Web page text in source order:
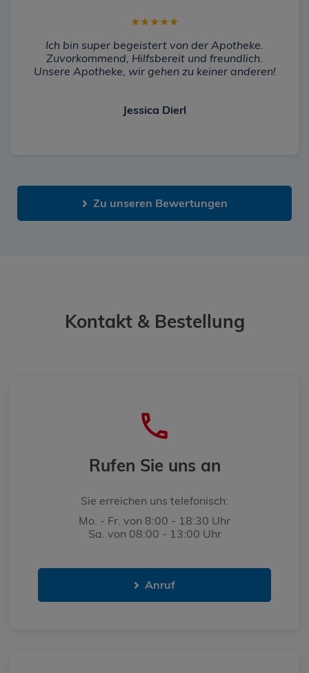
★★★★★
Ich bin super begeistert von der Apotheke.
Zuvorkommend, Hilfsbereit und freundlich.
Unsere Apotheke, wir gehen zu keiner anderen!
Jessica Dierl
Zu unseren Bewertungen
Kontakt & Bestellung
Rufen Sie uns an
Sie erreichen uns telefonisch:
Mo. - Fr. von 8:00 - 18:30 Uhr
Sa. von 08:00 - 13:00 Uhr
Anruf